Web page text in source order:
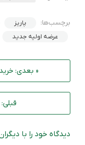
برچسب‌ها: پاریز
عرضه اولیه جدید
« بعدی:
دیدگاه خود را با